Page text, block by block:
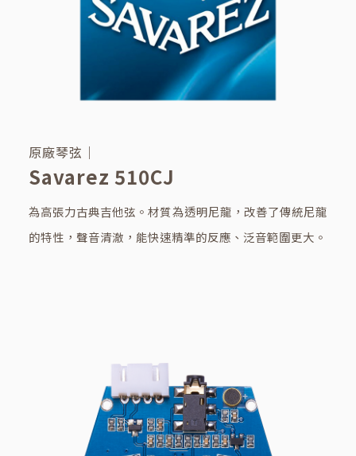
原廠琴弦｜
Savarez 510CJ
為高張力古典吉他弦。材質為透明尼龍，改善了傳統尼龍
的特性，聲音清澈，能快速精準的反應、泛音範圍更大。